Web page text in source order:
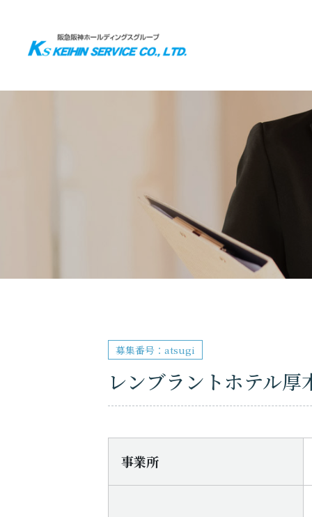
募集番号：atsugi
レンブラントホテル厚
事業所